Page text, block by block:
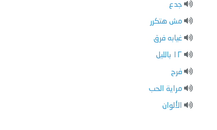
جدع
مش هتكرر
غيابه فرق
١٢ بالليل
فرح
مراية الحب
الألوان